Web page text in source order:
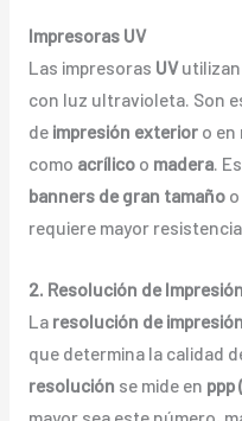
Impresoras UV
Las impresoras UVutilizan
con luz ultravioleta. Son
de impresión exterioro en
como acrílicoo madera.
banners de gran tamañoo
requiere mayor
2. Resolución de Impresión
La resolución de impresión
que determina la calidad
resolución se mide en ppp